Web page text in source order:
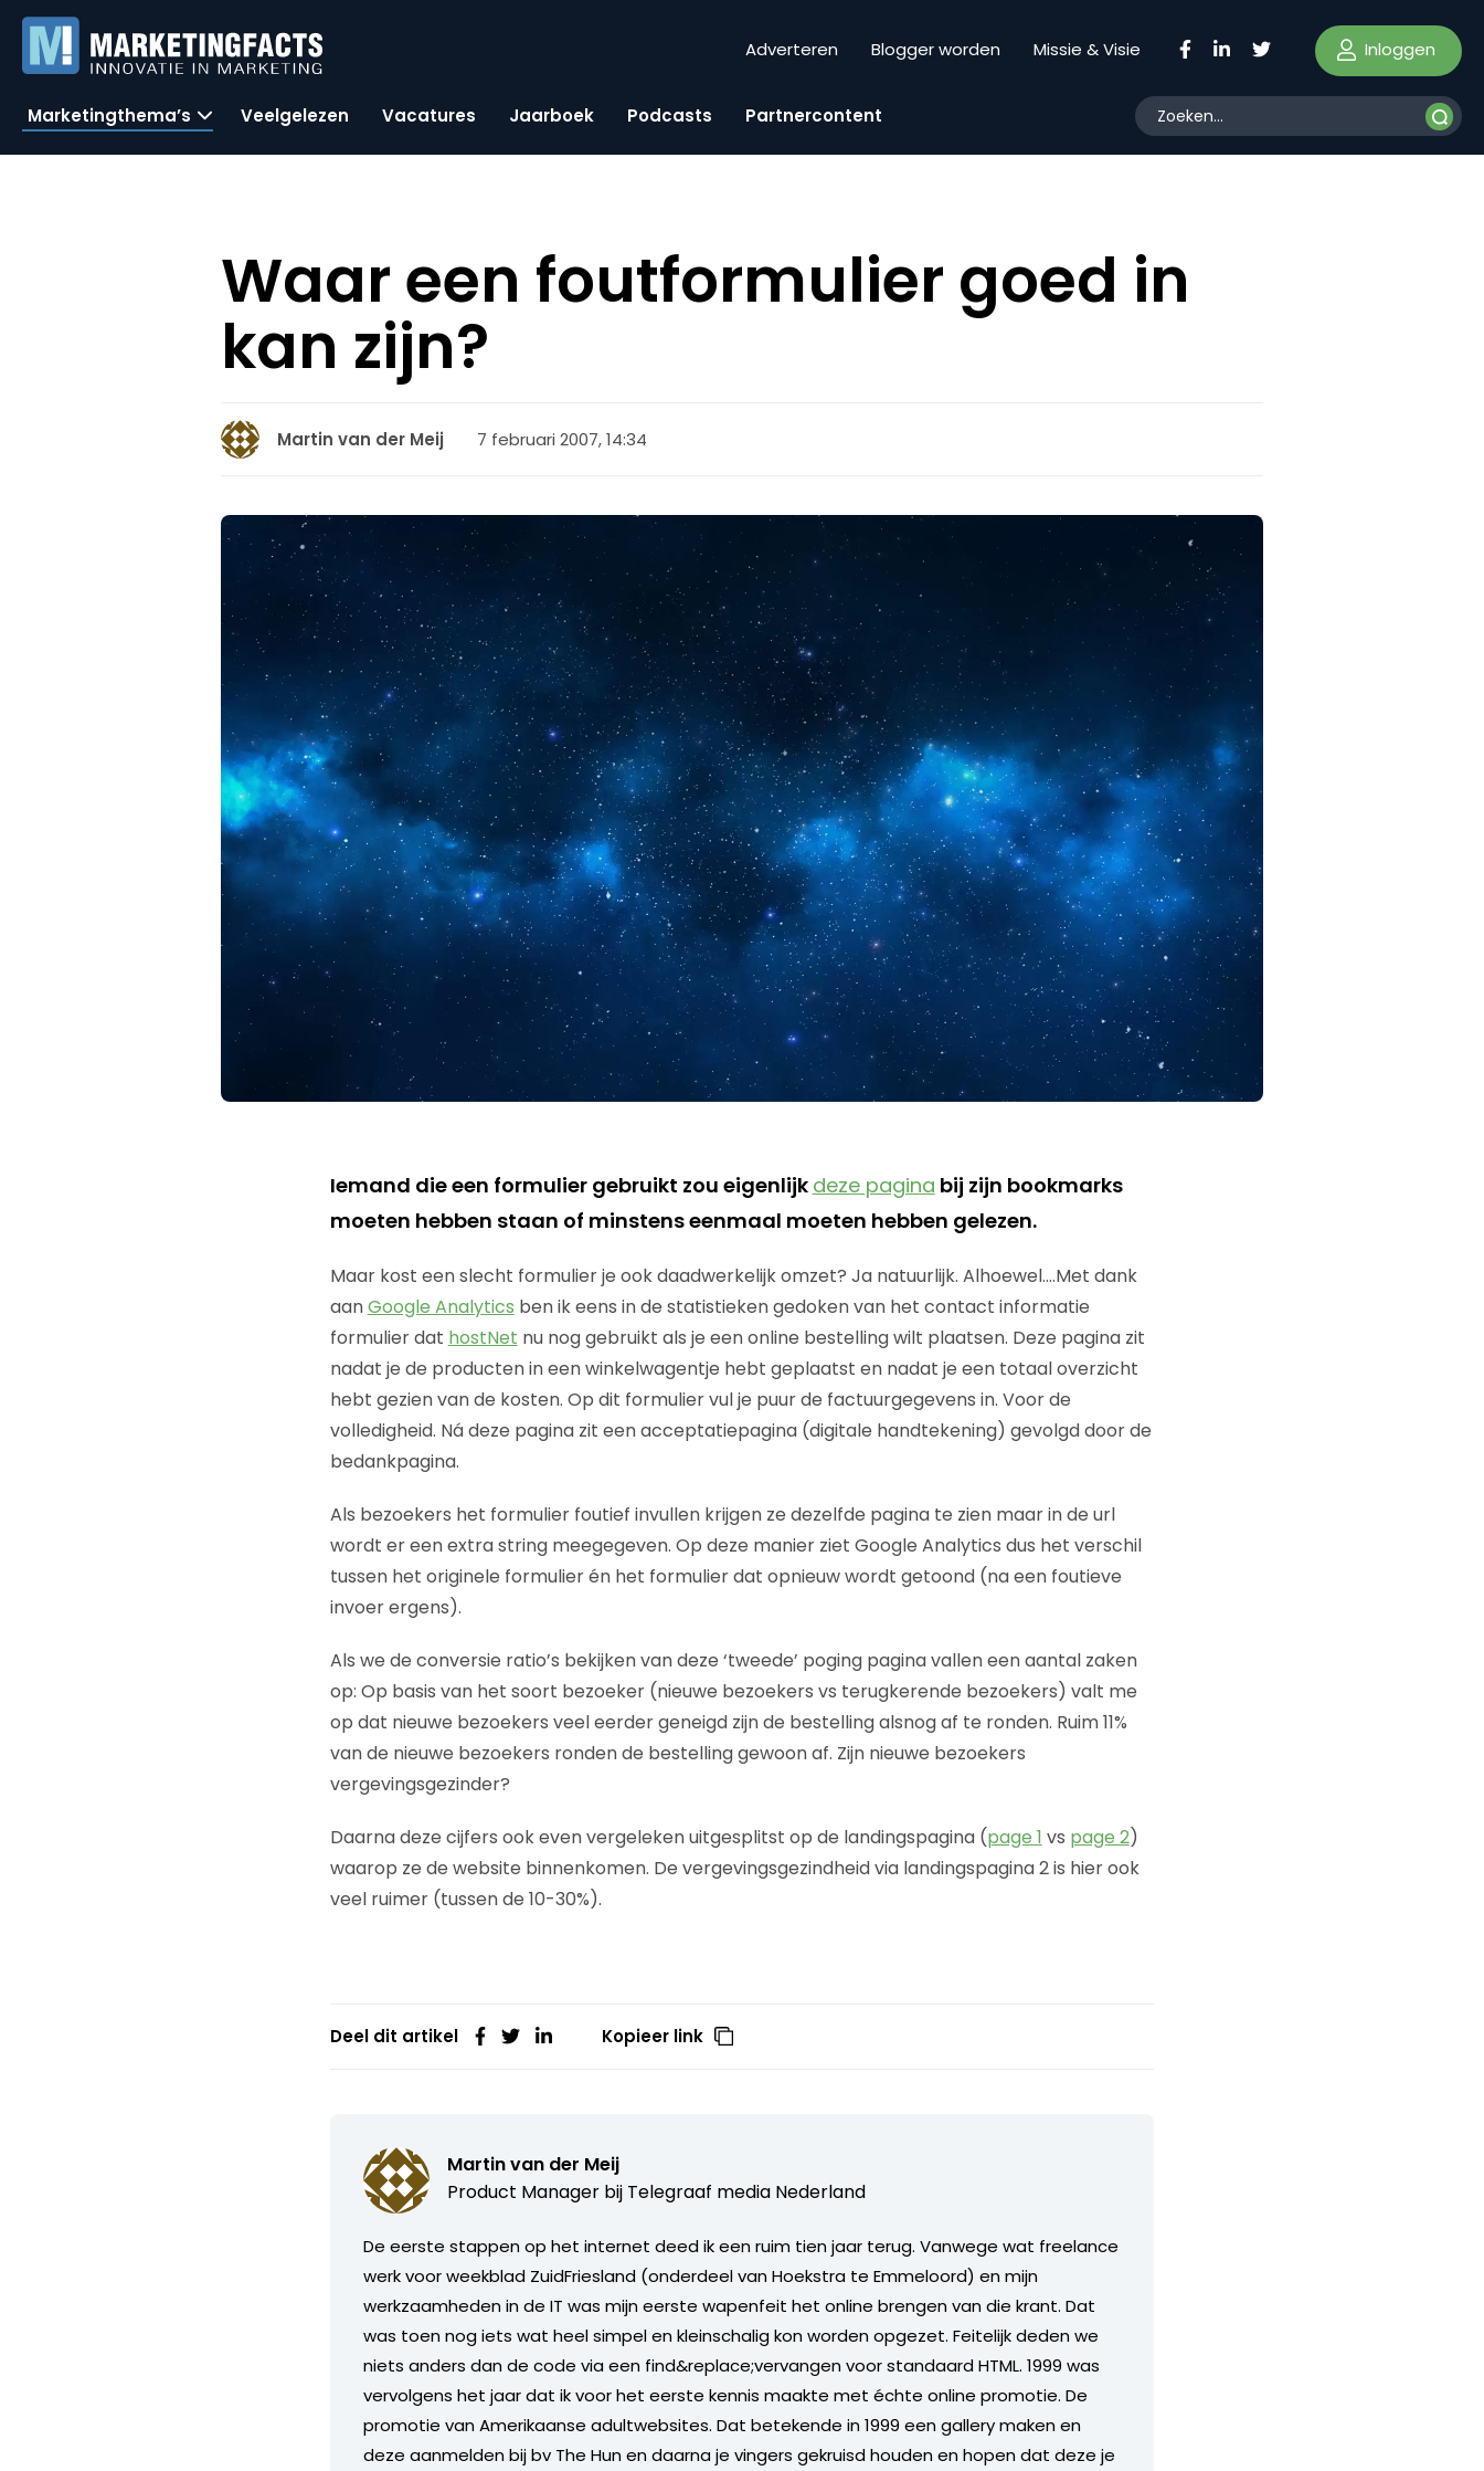
Adverteren Blogger worden Missie & Visie Inloggen
Marketingthema’s Veelgelezen Vacatures Jaarboek Podcasts Partnercontent
Waar een foutformulier goed in
kan zijn?
Martin van der Meij 7 februari 2007, 14:34
Iemand die een formulier gebruikt zou eigenlijk deze pagina bij zijn bookmarks
moeten hebben staan of minstens eenmaal moeten hebben gelezen.
Maar kost een slecht formulier je ook daadwerkelijk omzet? Ja natuurlijk. Alhoewel….Met dank
aanGoogle Analytics ben ik eens in de statistieken gedoken van het contact informatie
formulier dat hostNet nu nog gebruikt als je een online bestelling wilt plaatsen. Deze pagina zit
nadat je de producten in een winkelwagentje hebt geplaatst en nadat je een totaal overzicht
hebt gezien van de kosten. Op dit formulier vul je puur de factuurgegevens in. Voor de
volledigheid. Ná deze pagina zit een acceptatiepagina (digitale handtekening) gevolgd door de
bedankpagina.
Als bezoekers het formulier foutief invullen krijgen ze dezelfde pagina te zien maar in de url
wordt er een extra string meegegeven. Op deze manier ziet Google Analytics dus het verschil
tussen het originele formulier én het formulier dat opnieuw wordt getoond (na een foutieve
invoer ergens).
Als we de conversie ratio’s bekijken van deze ‘tweede’ poging pagina vallen een aantal zaken
op: Op basis van het soort bezoeker (nieuwe bezoekers vs terugkerende bezoekers) valt me
op dat nieuwe bezoekers veel eerder geneigd zijn de bestelling alsnog af te ronden. Ruim 11%
van de nieuwe bezoekers ronden de bestelling gewoon af. Zijn nieuwe bezoekers
vergevingsgezinder?
Daarna deze cijfers ook even vergeleken uitgesplitst op de landingspagina (page 1 vs page 2)
waarop ze de website binnenkomen. De vergevingsgezindheid via landingspagina 2 is hier ook
veel ruimer (tussen de 10-30%).
Deel dit artikel Kopieer link
Martin van der Meij
Product Manager bij Telegraaf media Nederland
De eerste stappen op het internet deed ik een ruim tien jaar terug. Vanwege wat freelance
werk voor weekblad ZuidFriesland (onderdeel van Hoekstra te Emmeloord) en mijn
werkzaamheden in de IT was mijn eerste wapenfeit het online brengen van die krant. Dat
was toen nog iets wat heel simpel en kleinschalig kon worden opgezet. Feitelijk deden we
niets anders dan de code via een find&replace;vervangen voor standaard HTML. 1999 was
vervolgens het jaar dat ik voor het eerste kennis maakte met échte online promotie. De
promotie van Amerikaanse adultwebsites. Dat betekende in 1999 een gallery maken en
deze aanmelden bij bv The Hun en daarna je vingers gekruisd houden en hopen dat deze je